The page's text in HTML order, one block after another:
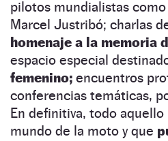
pilotos mundialistas
Marcel Justribó; charlas
homenaje a la memoria
espacio especial
femenino; encuentros
conferencias temáticas,
En definitiva, todo
mundo de la moto y que